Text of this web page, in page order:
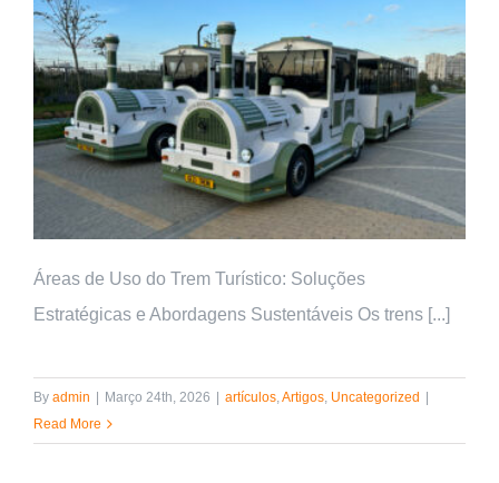
Áreas de Uso do Trem Turístico: Soluções
Estratégicas e Abordagens Sustentáveis Os trens [...]
By admin | Março 24th, 2026 | artículos,Artigos, Uncategorized |
Read More